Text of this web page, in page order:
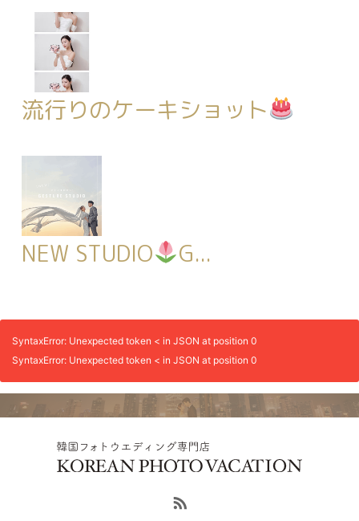
流行りのケーキショット
NEW STUDIO G...
SyntaxError: Unexpected token < in JSON at position 0
SyntaxError: Unexpected token < in JSON at position 0